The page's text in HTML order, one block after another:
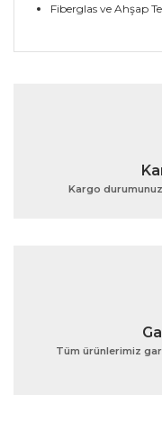
Fiberglas ve Ahşap
Bu ürünün fiyat
Ürün
Kargo
Tüm ürünlerimiz